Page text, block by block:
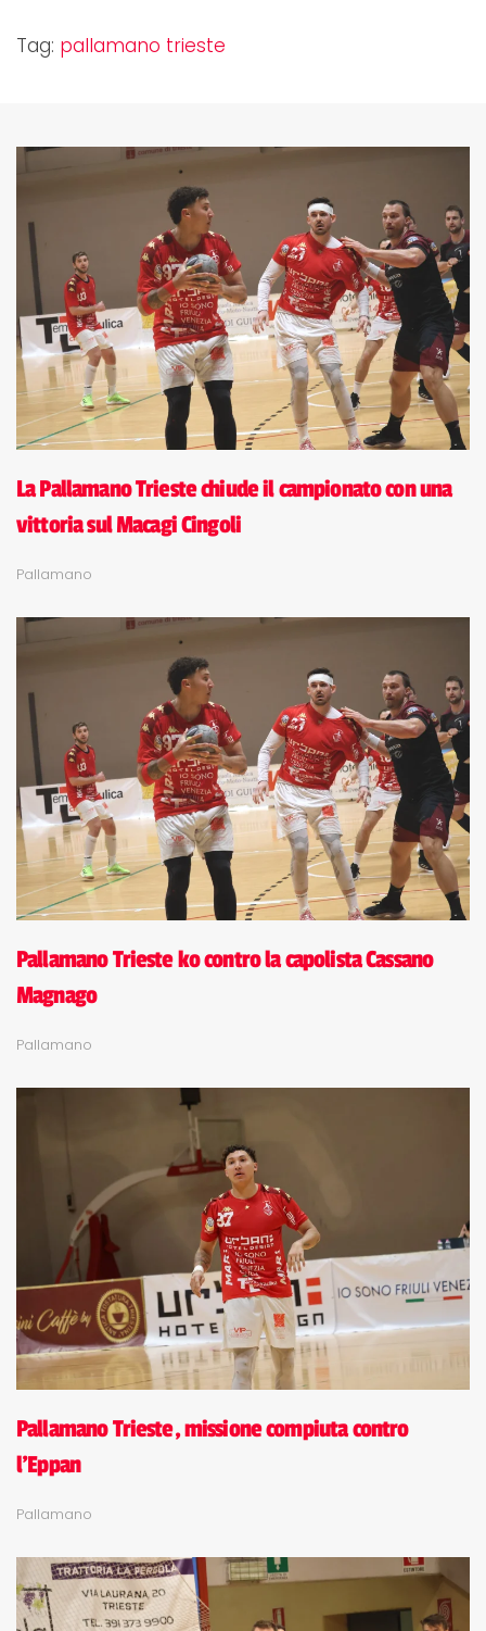
Tag: pallamano trieste
La Pallamano Trieste chiude il campionato con una
vittoria sul Macagi Cingoli
Pallamano
Pallamano Trieste ko contro la capolista Cassano
Magnago
Pallamano
Pallamano Trieste, missione compiuta contro
l'Eppan
Pallamano